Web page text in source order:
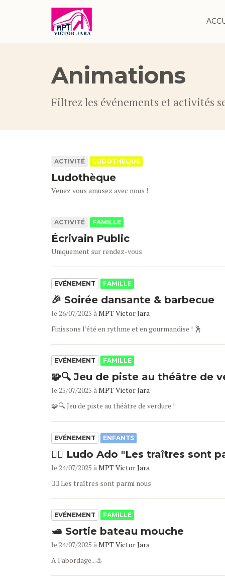
Animations
Filtrez les événements et activités
ACTIVITÉ LUDOTHÈQUE
Ludothèque
Venez vous amusez avec nous !
ACTIVITÉ FAMILLE
Écrivain Public
Uniquement sur rendez-vous
EVÉNEMENT FAMILLE
🎉 Soirée dansante & barbecue
le 26/07/2025 à MPT Victor Jara
Finissons l’été en rythme et en gourmandise ! 🕺
EVÉNEMENT FAMILLE
🧩🔍 Jeu de piste au théâtre de
le 25/07/2025 àMPT Victor Jara
🧩🔍 Jeu de piste au théâtre de verdure !
EVÉNEMENT ENFANTS
🕵️‍♂️ Ludo Ado "Les traîtres sont
le 24/07/2025 à MPT Victor Jara
🕵️‍♂️ Les traîtres sont parmi nous
EVÉNEMENT FAMILLE
🛥️ Sortie bateau mouche
le 24/07/2025 àMPT Victor Jara
A l'abordage...⚓